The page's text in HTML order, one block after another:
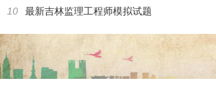
10
最新吉林监理工程师模拟试题